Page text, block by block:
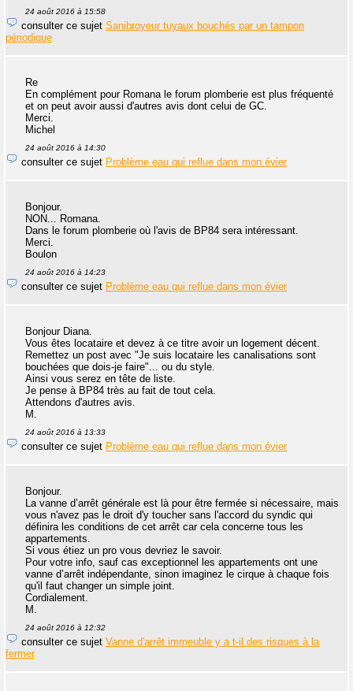
24 août 2016 à 15:58
consulter ce sujet Sanibroyeur tuyaux bouchés par un tampon
périodique
Re
En complément pour Romana le forum plomberie est plus fréquenté
et on peut avoir aussi d'autres avis dont celui de GC.
Merci.
Michel
24 août 2016 à 14:30
consulter ce sujet Problème eau qui reflue dans mon évier
Bonjour.
NON... Romana.
Dans le forum plomberie où l'avis de BP84 sera intéressant.
Merci.
Boulon
24 août 2016 à 14:23
consulter ce sujet Problème eau qui reflue dans mon évier
Bonjour Diana.
Vous êtes locataire et devez à ce titre avoir un logement décent.
Remettez un post avec "Je suis locataire les canalisations sont
bouchées que dois-je faire"... ou du style.
Ainsi vous serez en tête de liste.
Je pense à BP84 très au fait de tout cela.
Attendons d'autres avis.
M.
24 août 2016 à 13:33
consulter ce sujet Problème eau qui reflue dans mon évier
Bonjour.
La vanne d’arrêt générale est là pour être fermée si nécessaire, mais
vous n'avez pas le droit d'y toucher sans l'accord du syndic qui
définira les conditions de cet arrêt car cela concerne tous les
appartements.
Si vous étiez un pro vous devriez le savoir.
Pour votre info, sauf cas exceptionnel les appartements ont une
vanne d’arrêt indépendante, sinon imaginez le cirque à chaque fois
qu'il faut changer un simple joint.
Cordialement.
M.
24 août 2016 à 12:32
consulter ce sujet Vanne d'arrêt immeuble y a t-il des risques à la
fermer